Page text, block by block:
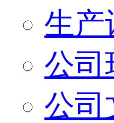
生产
公司
公司